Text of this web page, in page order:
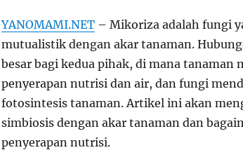
YANOMAMI.NET– Mikoriza adalah fungi
mutualistik dengan akar tanaman.
besar bagi kedua pihak, di mana tanaman
penyerapan nutrisi dan air, dan fungi
fotosintesis tanaman. Artikel ini akan
simbiosis dengan akar tanaman dan
penyerapan nutrisi.